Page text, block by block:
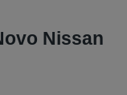
Nissan